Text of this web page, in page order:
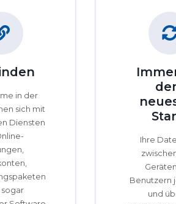
in der
sich mit
Diensten
Ihre
Benutzern
und